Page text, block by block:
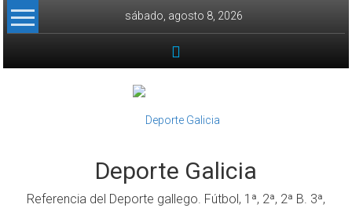
Skip to content
sábado, agosto 8, 2026
Deporte Galicia
Referencia del Deporte gallego. Fútbol, 1ª, 2ª, 2ª B. 3ª,